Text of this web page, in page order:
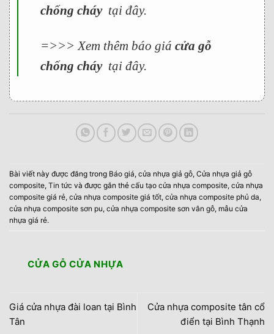
chống cháytại đây.
=>>> Xem thêm báo giá cửa gỗ
chống cháytại đây.
Bài viết này được đăng trong Báo giá, cửa nhựa giả gỗ, Cửa nhựa giả gỗ
composite, Tin tức và được gắn thẻ cấu tạo cửa nhựa composite, cửa nhựa
composite giá rẻ, cửa nhựa composite giá tốt, cửa nhựa composite phủ da,
cửa nhựa composite sơn pu, cửa nhựa composite sơn vân gỗ, mẫu cửa
nhựa giá rẻ.
CỬA GỖ CỬA NHỰA
Giá cửa nhựa đài loan tại Bình
Tân
Cửa nhựa composite tân cổ
điển tại Bình Thạnh